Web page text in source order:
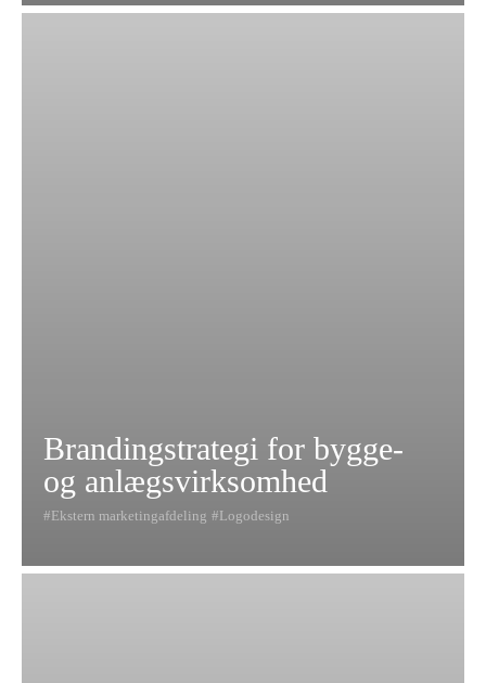
Brandingstrategi for bygge-
og anlægsvirksomhed
Ekstern marketingafdeling Logodesign